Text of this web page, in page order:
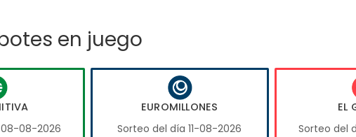
en juego
08-2026
EUROMILLONES
Sorteo del día 11-08-2026
EL
Sorteo del